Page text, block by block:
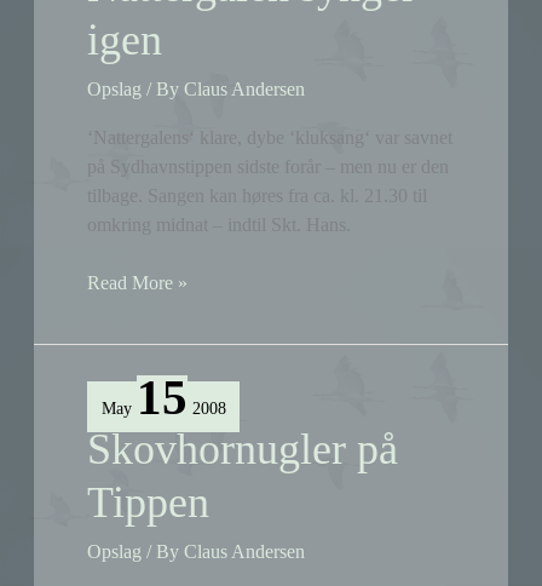
igen
Opslag / ByClaus Andersen
‘Nattergalens‘ klare, dybe ‘kluksang‘ var savnet
på Sydhavnstippen sidste forår – men nu er den
tilbage. Sangen kan høres fra ca. kl. 21.30 til
omkring midnat – indtil Skt. Hans.
Nattergalen
igen
Read More »
May 15 2008
Skovhornugler på
Tippen
Opslag / ByClaus Andersen